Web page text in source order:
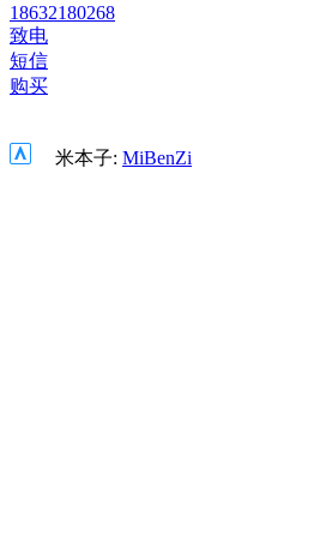
18632180268
致电
短信
购买
米本子: MiBenZi